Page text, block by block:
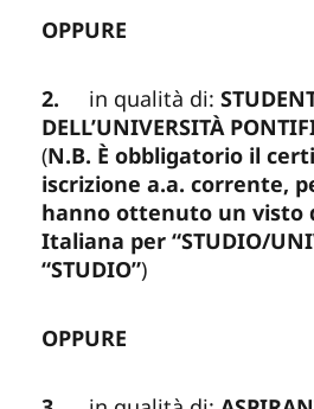
OPPURE
2. in qualità di:
DELL’UNIVERSITÀ
(N.B. È obbligatorio il
iscrizione a.a. corrente,
hanno ottenuto un visto
Italiana per “STUDIO/
“STUDIO”)
OPPURE